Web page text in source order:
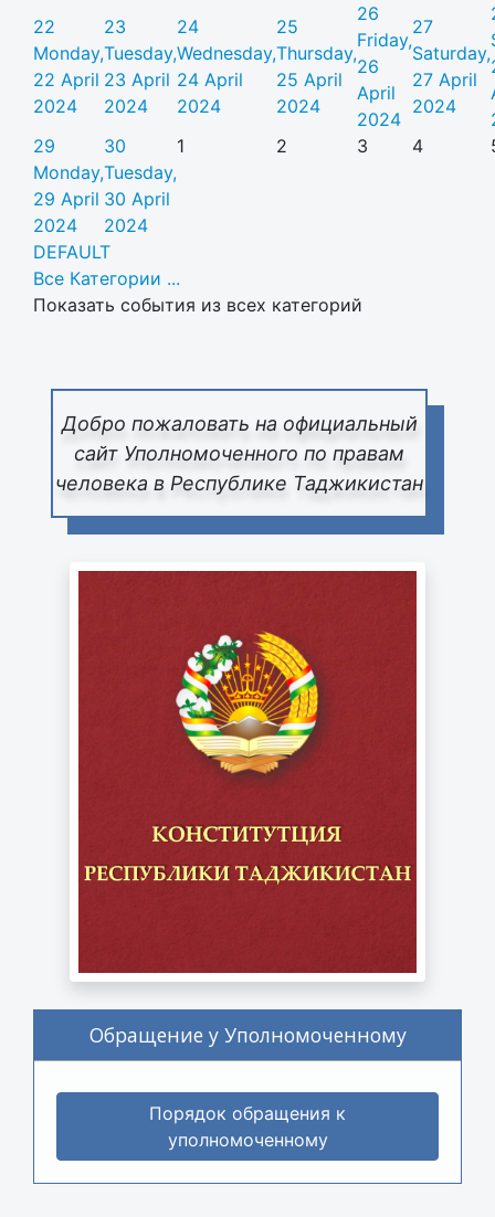
Добро пожаловать на официальный
сайт Уполномоченного по правам
человека в Республике Таджикистан
Обращение у Уполномоченному
Порядок обращения к
уполномоченному
22
Monday,
22 April
2024
23
Tuesday,
23 April
2024
24
Wednesday,
24 April
2024
25
Thursday,
25 April
2024
26
Friday,
26
April
2024
27
Saturday,
27 April
2024
29
Monday,
29 April
2024
30
Tuesday,
30 April
2024
1 2 3 4
DEFAULT
Все Категории ...
Показать события из всех категорий